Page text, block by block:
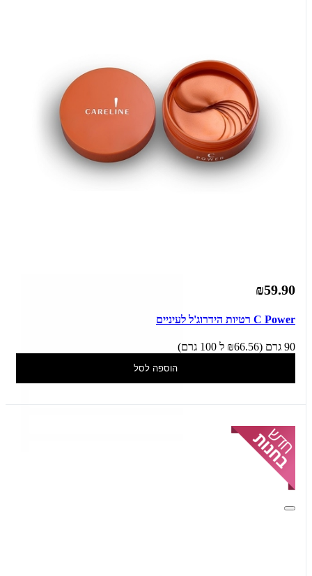
₪59.90
C Power רטיות הידרוג'ל לעיניים
90 גרם (₪66.56 ל 100 גרם)
הוספה לסל
יש לנו יופי של רעיון!
של קרליין ותקבלי עדכונים, הטבות ומבצעים הורסים